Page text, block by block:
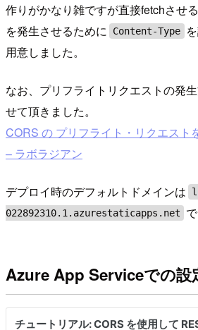
作りがかなり雑ですが直接fetchさせ
を発生させるために
Content-Type
用意しました。
なお、プリフライトリクエストの発
せて頂きました。
CORS の プリフライト・リクエスト
– ラボラジアン
デプロイ時のデフォルトドメインは
022892310.1.azurestaticapps.net
Azure App Serviceでの設